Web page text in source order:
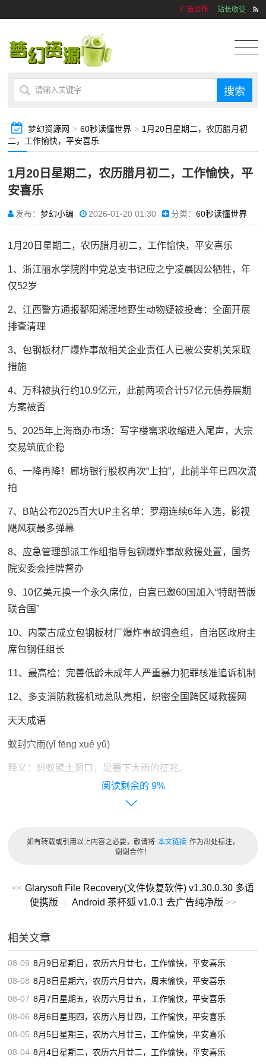
广告合作 站长收徒
梦幻资源网 > 60秒读懂世界 > 1月20日星期二，农历腊月初
二，工作愉快，平安喜乐
1月20日星期二，农历腊月初二，工作愉快，平
安喜乐
发布：梦幻小编 2026-01-20 01:30 分类：60秒读懂世界
1月20日星期二，农历腊月初二，工作愉快，平安喜乐
1、浙江丽水学院附中党总支书记应之宁凌晨因公牺牲，年
仅52岁
2、江西警方通报鄱阳湖湿地野生动物疑被投毒：全面开展
排查清理
3、包钢板材厂爆炸事故相关企业责任人已被公安机关采取
措施
4、万科被执行约10.9亿元，此前两项合计57亿元债券展期
方案被否
5、2025年上海商办市场：写字楼需求收缩进入尾声，大宗
交易筑底企稳
6、一降再降！廊坊银行股权再次“上拍”，此前半年已四次流
拍
7、B站公布2025百大UP主名单：罗翔连续6年入选，影视
飓风获最多弹幕
8、应急管理部派工作组指导包钢爆炸事故救援处置，国务
院安委会挂牌督办
9、10亿美元换一个永久席位，白宫已邀60国加入“特朗普版
联合国”
10、内蒙古成立包钢板材厂爆炸事故调查组，自治区政府主
席包钢任组长
11、最高检：完善低龄未成年人严重暴力犯罪核准追诉机制
12、多支消防救援机动总队亮相，织密全国跨区域救援网
天天成语
蚁封穴雨(yǐ fēng xué yǔ)
释义：蚂蚁聚土洞口，是要下大雨的征兆。
出处：汉·焦延寿《易林》卷十三：“蚁封户穴，大雨将集。”
成就是相对的，而对成就的追求是永恒的。 —— 佚名
9%
如有转载或引用以上内容之必要，敬请将 本文链接 作为出处标注，
谢谢合作！
<< Glarysoft File Recovery(文件恢复软件) v1.30.0.30 多语
便携版
| Android 茶杯狐 v1.0.1 去广告纯净版 >>
相关文章
08-09 8月9日星期日，农历六月廿七，工作愉快，平安喜乐
08-08 8月8日星期六，农历六月廿六，周末愉快，平安喜乐
08-07 8月7日星期五，农历六月廿五，工作愉快，平安喜乐
08-06 8月6日星期四，农历六月廿四，工作愉快，平安喜乐
08-05 8月5日星期三，农历六月廿三，工作愉快，平安喜乐
08-04 8月4日星期二，农历六月廿二，工作愉快，平安喜乐